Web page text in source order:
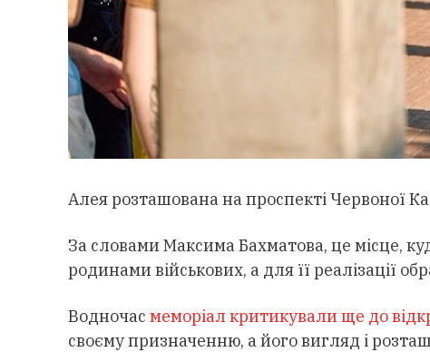
Алея розташована на проспекті Червоної
За словами Максима Бахматова, це місце,
родинами військових, а для її реалізації
Водночас меморіал критикували ще до
своєму призначенню, а його вигляд і